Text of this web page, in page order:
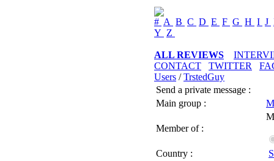
# A B C D E F G H I J
Y Z
ALL REVIEWS
CONTACT
TWITTER
Users /TrstedGuy
Send a private message :
Main group :
Member of :
Country :